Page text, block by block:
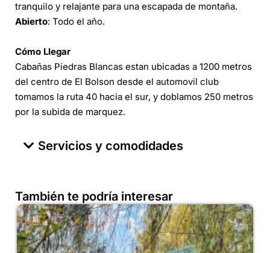
tranquilo y relajante para una escapada de montaña.
Abierto: Todo el año.
Cómo Llegar
Cabañas Piedras Blancas estan ubicadas a 1200 metros
del centro de El Bolson desde el automovil club
tomamos la ruta 40 hacia el sur, y doblamos 250 metros
por la subida de marquez.
Servicios y comodidades
También te podría interesar